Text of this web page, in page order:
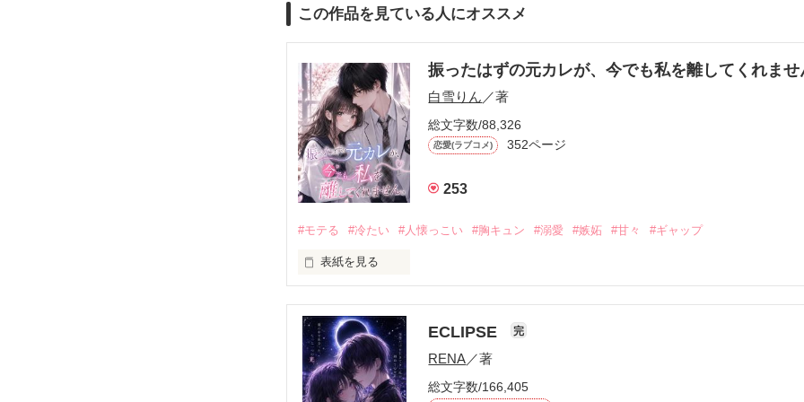
この作品を見ている人にオススメ
振ったはずの元カレが、今でも私を離してくれませ
白雪りん ／著
総文字数/88,326
恋愛(ラブコメ) 352ページ
253
#モテる #冷たい #人懐っこい #胸キュン #溺愛 #嫉妬 #甘々 #ギャップ
表紙を見る
モテる人を好きになるのが怖かった。
だから私は、中学時代に大好きだった彼を自分から振った。
もう会うことはないと思っていたのに、
ECLIPSE 完
RENA／著
総文字数/166,405